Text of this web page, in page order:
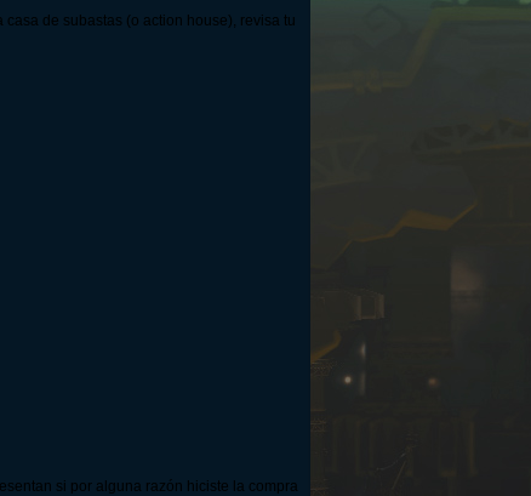
de subastas (o action house), revisa tu
si por alguna razón hiciste la compra